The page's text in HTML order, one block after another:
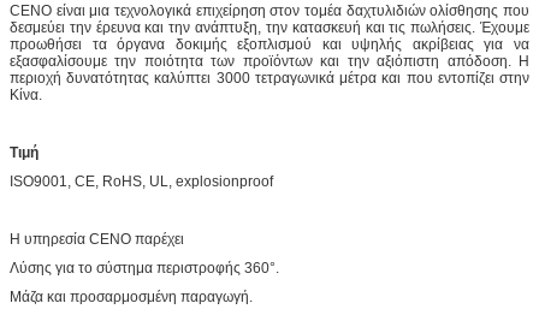
CENO είναι μια τεχνολογικά επιχείρηση στον τομέα δαχτυλιδιών ολίσθησης που
δεσμεύει την έρευνα και την ανάπτυξη, την κατασκευή και τις πωλήσεις. Έχουμε
προωθήσει τα όργανα δοκιμής εξοπλισμού και υψηλής ακρίβειας για να
εξασφαλίσουμε την ποιότητα των προϊόντων και την αξιόπιστη απόδοση. Η
περιοχή δυνατότητας καλύπτει 3000 τετραγωνικά μέτρα και που εντοπίζει στην
Κίνα.
Τιμή
ISO9001, CE, RoHS, UL, explosionproof
Η υπηρεσία CENO παρέχει
Λύσης για το σύστημα περιστροφής 360°.
Μάζα και προσαρμοσμένη παραγωγή.